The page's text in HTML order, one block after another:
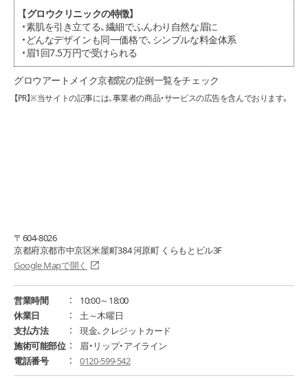
【グロウクリニックの特徴】
・素肌を引き立てる、繊細でふんわり自然な眉に
・どんなデザインも同一価格で、シンプルな料金体系
・眉1回7.5万円で受けられる
グロウアートメイク京都院の症例一覧をチェック
【PR】※当サイトの記事には、事業者の商品・サービスの広告を含んでおります。
〒604-8026
京都府京都市中京区米屋町384 河原町 くらもとビル3F
Google Mapで開く
営業時間
10:00～18:00
休業日
土～木曜日
支払方法
現金、クレジットカード
施術可能部位
眉・リップ・アイライン
電話番号
0120-599-542